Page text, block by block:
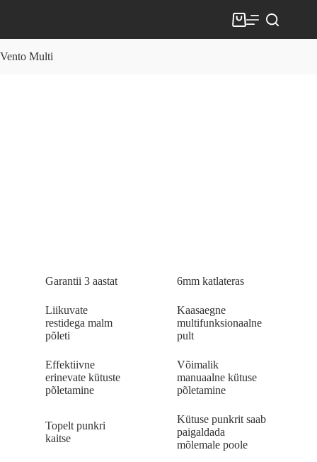
Shopping
cart
Vento Multi
Garantii 3 aastat 6mm katlateras
Liikuvate
restidega malm
põleti
Kaasaegne
multifunksionaalne
pult
Effektiivne
erinevate kütuste
põletamine
Võimalik
manuaalne kütuse
põletamine
Topelt punkri
kaitse
Kütuse punkrit saab
paigaldada
mõlemale poole